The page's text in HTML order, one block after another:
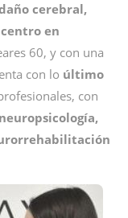
cerebral,
en
60, y con una
con lo último
con